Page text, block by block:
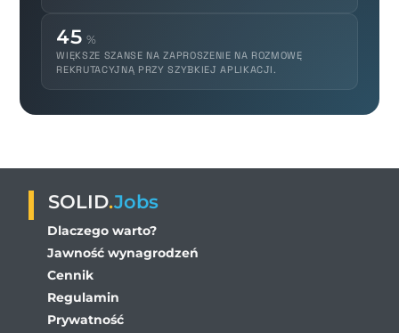
45 %
WIĘKSZE SZANSE NA ZAPROSZENIE NA ROZMOWĘ
REKRUTACYJNĄ PRZY SZYBKIEJ APLIKACJI.
SOLID.Jobs
Dlaczego warto?
Jawność wynagrodzeń
Cennik
Regulamin
Prywatność